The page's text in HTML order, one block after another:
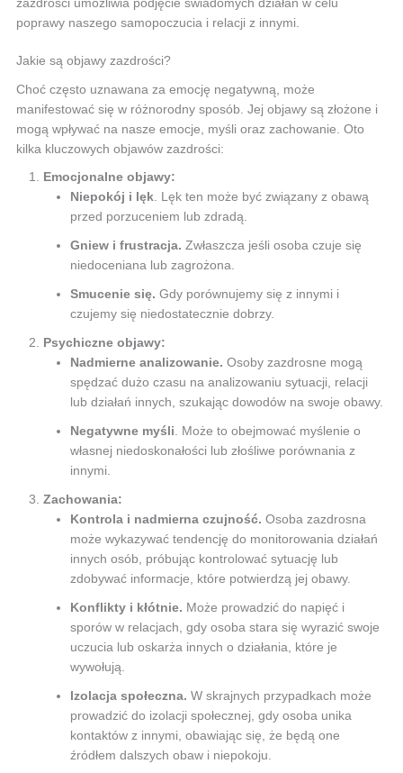
zazdrości umożliwia podjęcie świadomych działań w celu
poprawy naszego samopoczucia i relacji z innymi.
Jakie są objawy zazdrości?
Choć często uznawana za emocję negatywną, może
manifestować się w różnorodny sposób. Jej objawy są złożone i
mogą wpływać na nasze emocje, myśli oraz zachowanie. Oto
kilka kluczowych objawów zazdrości:
Emocjonalne objawy:
Niepokój i lęk. Lęk ten może być związany z obawą
przed porzuceniem lub zdradą.
Gniew i frustracja. Zwłaszcza jeśli osoba czuje się
niedoceniana lub zagrożona.
Smucenie się. Gdy porównujemy się z innymi i
czujemy się niedostatecznie dobrzy.
Psychiczne objawy:
Nadmierne analizowanie. Osoby zazdrosne mogą
spędzać dużo czasu na analizowaniu sytuacji, relacji
lub działań innych, szukając dowodów na swoje obawy.
Negatywne myśli . Może to obejmować myślenie o
własnej niedoskonałości lub złośliwe porównania z
innymi.
Zachowania:
Kontrola i nadmierna czujność. Osoba zazdrosna
może wykazywać tendencję do monitorowania działań
innych osób, próbując kontrolować sytuację lub
zdobywać informacje, które potwierdzą jej obawy.
Konflikty i kłótnie. Może prowadzić do napięć i
sporów w relacjach, gdy osoba stara się wyrazić swoje
uczucia lub oskarża innych o działania, które je
wywołują.
Izolacja społeczna. W skrajnych przypadkach może
prowadzić do izolacji społecznej, gdy osoba unika
kontaktów z innymi, obawiając się, że będą one
źródłem dalszych obaw i niepokoju.